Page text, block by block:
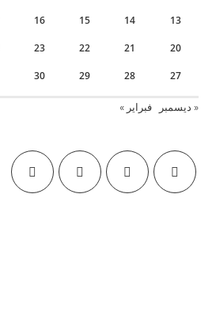
13
14
15
16
20
21
22
23
27
28
29
30
« ديسمبر فبراير »